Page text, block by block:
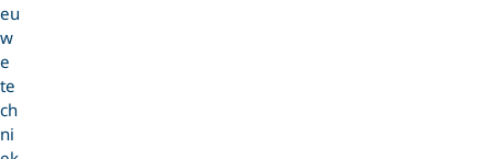
eu
w
e
te
ch
ni